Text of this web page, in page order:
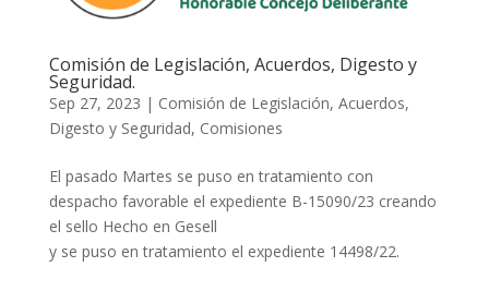
Comisión de Legislación, Acuerdos, Digesto y
Seguridad.
Sep 27, 2023 | Comisión de Legislación, Acuerdos,
Digesto y Seguridad, Comisiones
El pasado Martes se puso en tratamiento con
despacho favorable el expediente B-15090/23 creando
el sello Hecho en Gesell
y se puso en tratamiento el expediente 14498/22.